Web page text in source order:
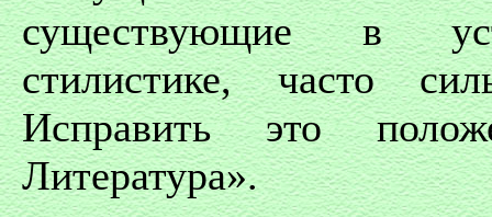
существующие в
стилистике, часто
Исправить это
Литература».